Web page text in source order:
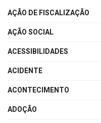
AÇÃO DE FISCALIZAÇÃO
AÇÃO SOCIAL
ACESSIBILIDADES
ACIDENTE
ACONTECIMENTO
ADOÇÃO